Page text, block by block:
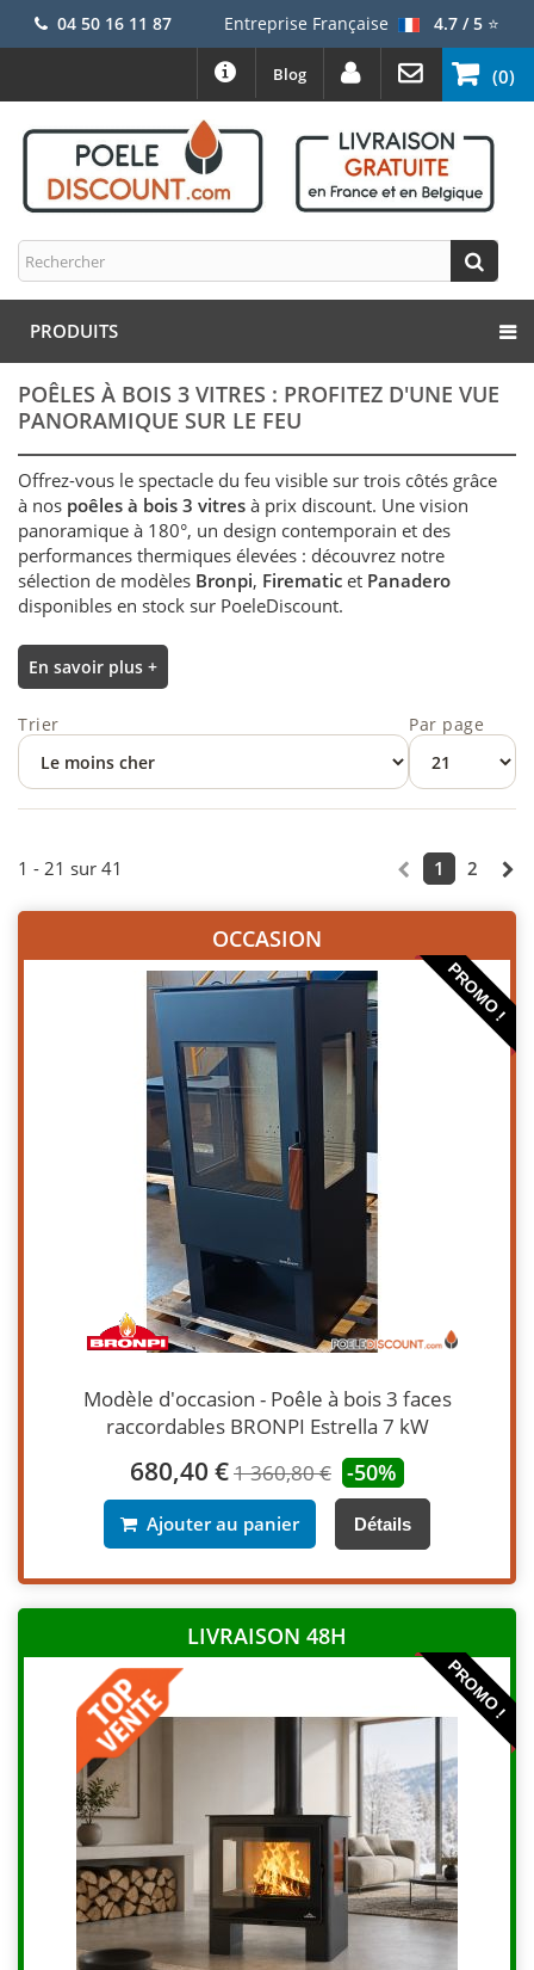
04 50 16 11 87 Entreprise Française 4.7 / 5⭐
(0)
Blog
PRODUITS
POÊLES À BOIS 3 VITRES : PROFITEZ D'UNE VUE
PANORAMIQUE SUR LE FEU
Offrez-vous le spectacle du feu visible sur trois côtés grâce
à nos poêles à bois 3 vitres à prix discount. Une vision
panoramique à 180°, un design contemporain et des
performances thermiques élevées : découvrez notre
sélection de modèles Bronpi, Firematic et Panadero
disponibles en stock sur PoeleDiscount.
En savoir plus +
Trier Par page
1 2
1 - 21 sur 41
OCCASION
PROMO !
Modèle d'occasion - Poêle à bois 3 faces
raccordables BRONPI Estrella 7 kW
680,40 €1 360,80 € -50%
Ajouter au panier Détails
LIVRAISON 48H
PROMO !